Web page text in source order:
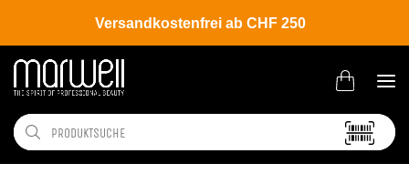
Versandkostenfrei ab CHF 250
Shop Brands Davines Naturaltech Nourishing